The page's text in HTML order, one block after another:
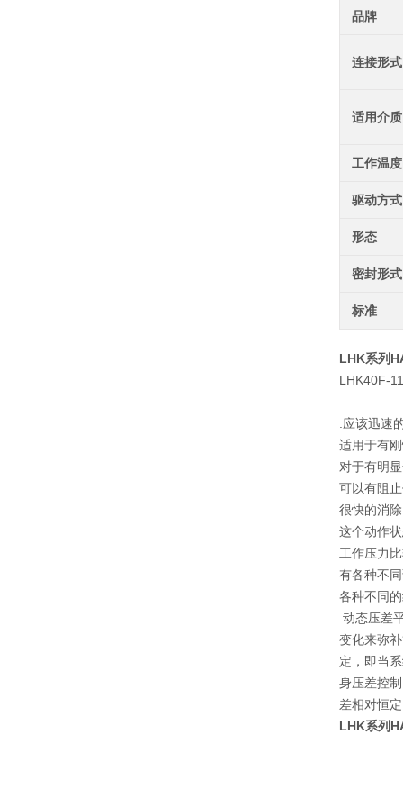
品牌
连接形式
适用介质
工作温度
驱动方式
形态
密封形式
标准
LHK系列
LHK40F-
:应该迅速
适用于有
对于有明
可以有阻
很快的消除
这个动作
工作压力
有各种不
各种不同
动态压差
变化来弥
定，即当
身压差控
差相对恒
LHK系列